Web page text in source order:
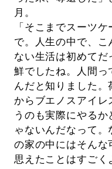
月。
「そこまでスーツ
で。人生の中で、こ
ない生活は初めて
鮮でしたね。人間っ
んだと知りました。
からブエノスアイレ
うのも実際にやる
ゃないんだなって
の家の中にはそんな
思えたことはすごく